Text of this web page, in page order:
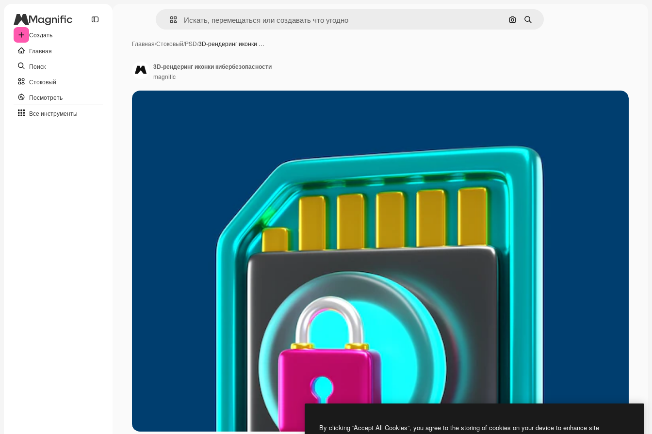
Создать
Главная
Поиск
Стоковый
Посмотреть
Все инструменты
Поиск по изображению
Поиск
Главная/Стоковый/PSD/3D-рендеринг иконки …
3D-рендеринг иконки кибербезопасности
magnific
By clicking “Accept All Cookies”, you agree to the storing of cookies on your device to enhance site